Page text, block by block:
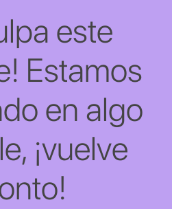
este
Estamos
en algo
¡vuelve